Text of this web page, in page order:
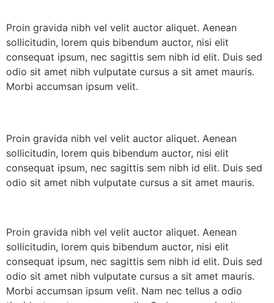
Proin gravida nibh vel velit auctor aliquet. Aenean
sollicitudin, lorem quis bibendum auctor, nisi elit
consequat ipsum, nec sagittis sem nibh id elit. Duis sed
odio sit amet nibh vulputate cursus a sit amet mauris.
Morbi accumsan ipsum velit.
Proin gravida nibh vel velit auctor aliquet. Aenean
sollicitudin, lorem quis bibendum auctor, nisi elit
consequat ipsum, nec sagittis sem nibh id elit. Duis sed
odio sit amet nibh vulputate cursus a sit amet mauris.
Proin gravida nibh vel velit auctor aliquet. Aenean
sollicitudin, lorem quis bibendum auctor, nisi elit
consequat ipsum, nec sagittis sem nibh id elit. Duis sed
odio sit amet nibh vulputate cursus a sit amet mauris.
Morbi accumsan ipsum velit. Nam nec tellus a odio